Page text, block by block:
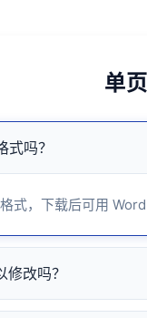
单
吗？
式，下载后可用 Word
改吗？